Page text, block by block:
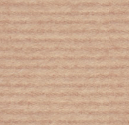
ζωής από την κοινωνία των